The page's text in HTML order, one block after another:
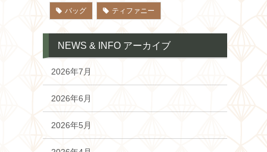
バッグ ティファニー
NEWS & INFO アーカイブ
2026年7月
2026年6月
2026年5月